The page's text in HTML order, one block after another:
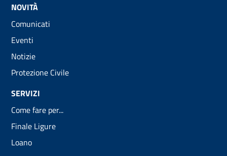
NOVITÀ
Comunicati
Eventi
Notizie
Protezione Civile
SERVIZI
Come fare per...
Finale Ligure
Loano